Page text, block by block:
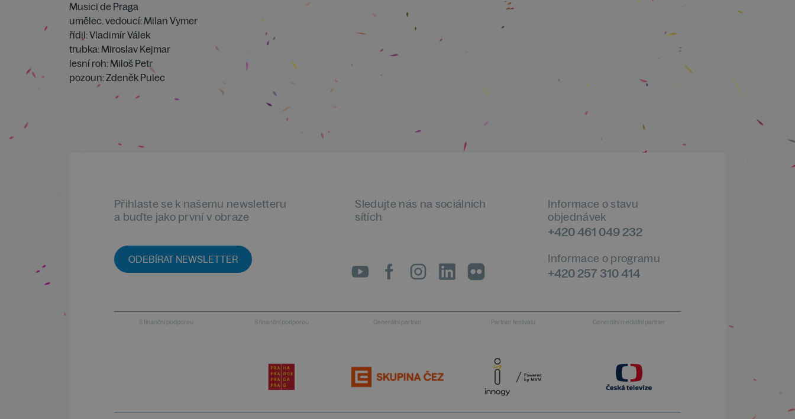
Musici de Praga
umělec. vedoucí: Milan Vymer
řídil: Vladimír Válek
trubka: Miroslav Kejmar
lesní roh: Miloš Petr
pozoun: Zdeněk Pulec
Přihlaste se k našemu newsletteru
a buďte jako první v obraze
ODEBÍRAT NEWSLETTER
Sledujte nás na sociálních
sítích
Informace o stavu
objednávek
+420 461 049 232
Informace o programu
+420 257 310 414
S finanční podporou S finanční podporou Generální partner Partner festivalu Generální mediální partner